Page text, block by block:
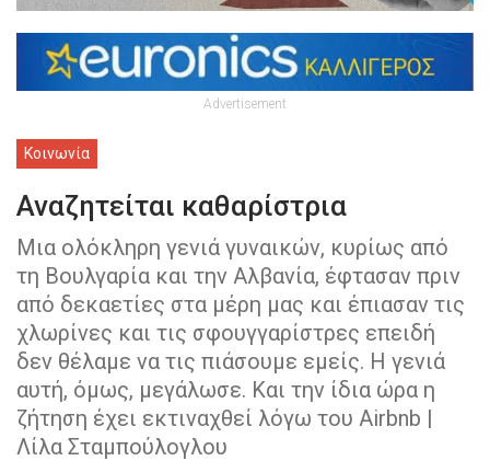
Advertisement
Κοινωνία
Αναζητείται καθαρίστρια
Μια ολόκληρη γενιά γυναικών, κυρίως από
τη Βουλγαρία και την Αλβανία, έφτασαν πριν
από δεκαετίες στα μέρη μας και έπιασαν τις
χλωρίνες και τις σφουγγαρίστρες επειδή
δεν θέλαμε να τις πιάσουμε εμείς. Η γενιά
αυτή, όμως, μεγάλωσε. Και την ίδια ώρα η
ζήτηση έχει εκτιναχθεί λόγω του Airbnb |
Λίλα Σταμπούλογλου